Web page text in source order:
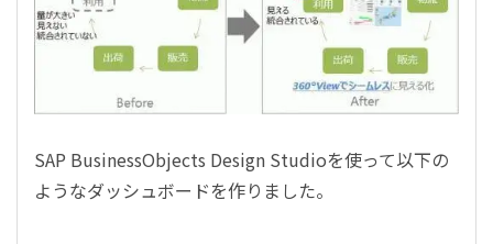
SAP BusinessObjects Design Studioを使って以下の
ようなダッシュボードを作りました。